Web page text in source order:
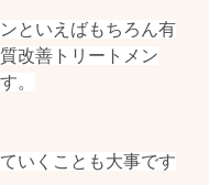
といえばもちろん有
改善トリートメン
。
いくことも大事です